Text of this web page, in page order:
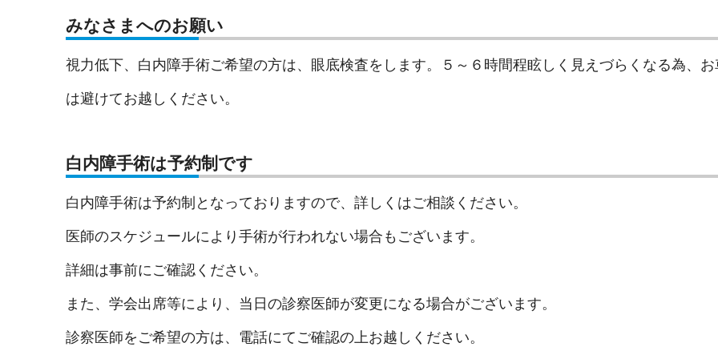
みなさまへのお願い
視力低下、白内障手術ご希望の方は、眼底検査をします。５～６時間程眩しく見えづらくなる為、お
は避けてお越しください。
白内障手術は予約制です
白内障手術は予約制となっておりますので、詳しくはご相談ください。
医師のスケジュールにより手術が行われない場合もございます。
詳細は事前にご確認ください。
また、学会出席等により、当日の診察医師が変更になる場合がございます。
診察医師をご希望の方は、電話にてご確認の上お越しください。